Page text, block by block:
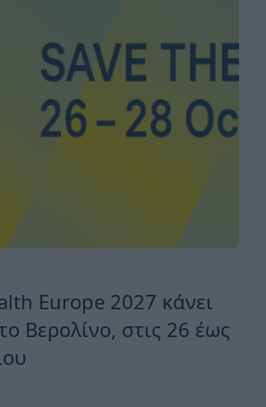
Europe 2027 κάνει
Βερολίνο, στις 26 έως